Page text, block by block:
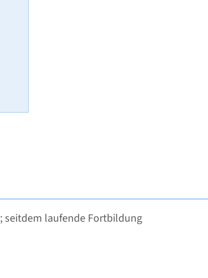
seitdem laufende Fortbildung